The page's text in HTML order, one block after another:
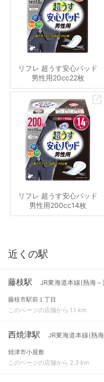
リフレ 超うす安心パッド
男性用20cc22枚
リフレ 超うす安心パッド
男性用200cc14枚
近くの駅
藤枝駅 JR東海道本線(熱海～
藤枝市駅前１丁目
このページの店舗から 1.1 km
西焼津駅 JR東海道本線(熱
焼津市小屋敷
このページの店舗から 2.3 km